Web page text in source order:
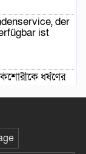
der
ist
ধর্ষণের